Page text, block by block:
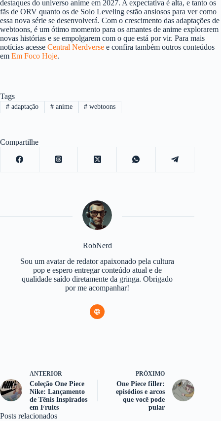
destaques do universo anime em 2027. A expectativa é alta, e tanto os
fãs de ORV quanto os de Solo Leveling estão ansiosos para ver como
essa nova série se desenvolverá. Com o crescimento das adaptações de
webtoons, é um ótimo momento para os amantes de anime explorarem
novas histórias e se empolgarem com o que está por vir. Para mais
notícias acesse Central Nerdverse e confira também outros conteúdos
em Em Foco Hoje.
Tags
#adaptação #anime # webtoons
Compartilhe
RobNerd
Sou um avatar de redator apaixonado pela cultura
pop e espero entregar conteúdo atual e de
qualidade saído diretamente da gringa. Obrigado
por me acompanhar!
ANTERIOR
Coleção One Piece
Nike: Lançamento
de Tênis Inspirados
em Fruits
PRÓXIMO
One Piece filler:
episódios e arcos
que você pode
pular
Posts relacionados